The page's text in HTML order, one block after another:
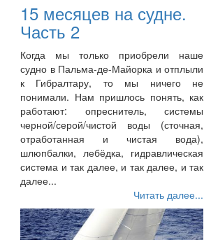
15 месяцев на судне.
Часть 2
Когда мы только приобрели наше
судно в Пальма-де-Майорка и отплыли
к Гибралтару, то мы ничего не
понимали. Нам пришлось понять, как
работают: опреснитель, системы
черной/серой/чистой воды (сточная,
отработанная и чистая вода),
шлюпбалки, лебёдка, гидравлическая
система и так далее, и так далее, и так
далее...
Читать далее...